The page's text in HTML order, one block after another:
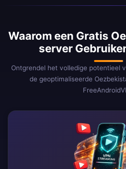
Waarom een Gratis
server
Ontgrendel het volledige potentieel
de geoptimaliseerde